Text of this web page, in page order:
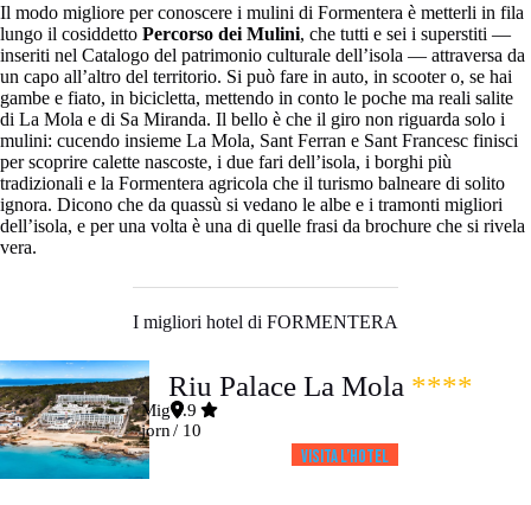
Il modo migliore per conoscere i mulini di Formentera è metterli in fila
lungo il cosiddetto Percorso dei Mulini, che tutti e sei i superstiti —
inseriti nel Catalogo del patrimonio culturale dell’isola — attraversa da
un capo all’altro del territorio. Si può fare in auto, in scooter o, se hai
gambe e fiato, in bicicletta, mettendo in conto le poche ma reali salite
di La Mola e di Sa Miranda. Il bello è che il giro non riguarda solo i
mulini: cucendo insieme La Mola, Sant Ferran e Sant Francesc finisci
per scoprire calette nascoste, i due fari dell’isola, i borghi più
tradizionali e la Formentera agricola che il turismo balneare di solito
ignora. Dicono che da quassù si vedano le albe e i tramonti migliori
dell’isola, e per una volta è una di quelle frasi da brochure che si rivela
vera.
I migliori hotel di FORMENTERA
Riu Palace La Mola ****
Mig
jorn
8.9
/ 10
Visita l’HOTEL